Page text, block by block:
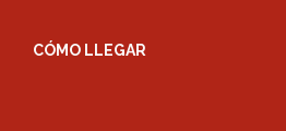
CÓMO LLEGAR